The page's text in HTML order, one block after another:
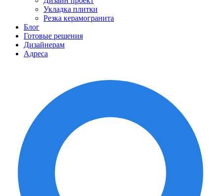
Укладка плитки
Резка керамогранита
Блог
Готовые решения
Дизайнерам
Адреса